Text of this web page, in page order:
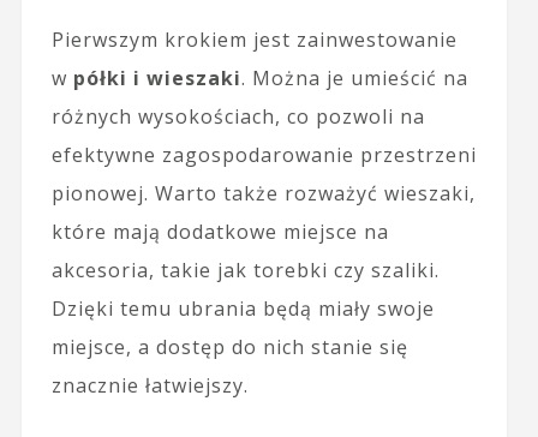
Pierwszym krokiem jest zainwestowanie
w półki i wieszaki. Można je umieścić na
różnych wysokościach, co pozwoli na
efektywne zagospodarowanie przestrzeni
pionowej. Warto także rozważyć wieszaki,
które mają dodatkowe miejsce na
akcesoria, takie jak torebki czy szaliki.
Dzięki temu ubrania będą miały swoje
miejsce, a dostęp do nich stanie się
znacznie łatwiejszy.